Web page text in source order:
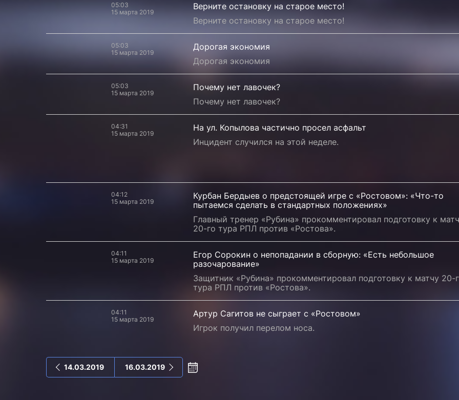
05:03
15 марта 2019
Верните остановку на старое место!
Верните остановку на старое место!
05:03
15 марта 2019
Дорогая экономия
Дорогая экономия
05:03
15 марта 2019
Почему нет лавочек?
Почему нет лавочек?
04:31
15 марта 2019
На ул. Копылова частично просел асфальт
Инцидент случился на этой неделе.
04:12
15 марта 2019
Курбан Бердыев о предстоящей игре с «Ростовом»: «Что-то
пытаемся сделать в стандартных положениях»
Главный тренер «Рубина» прокомментировал подготовку к
20-го тура РПЛ против «Ростова».
04:11
15 марта 2019
Егор Сорокин о непопадании в сборную: «Есть небольшое
разочарование»
Защитник «Рубина» прокомментировал подготовку к матчу 20-
тура РПЛ против «Ростова».
04:11
15 марта 2019
Артур Сагитов не сыграет с «Ростовом»
Игрок получил перелом носа.
14.03.2019 16.03.2019